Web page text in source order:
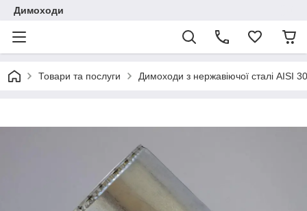
Димоходи
Товари та послуги Димоходи з нержавіючої сталі